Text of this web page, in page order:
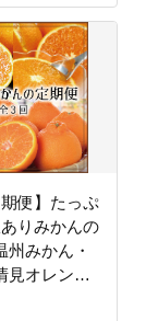
期便】たっぷ
りみかんの
みかん・
見オレンジ